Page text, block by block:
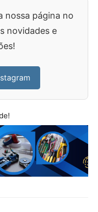
nossa página no
novidades e